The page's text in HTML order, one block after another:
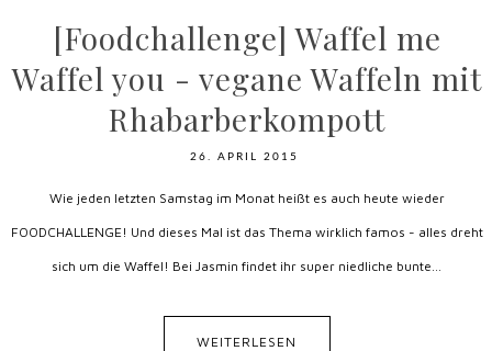
[Foodchallenge] Waffel me
Waffel you - vegane Waffeln mit
Rhabarberkompott
26. APRIL 2015
Wie jeden letzten Samstag im Monat heißt es auch heute wieder
FOODCHALLENGE! Und dieses Mal ist das Thema wirklich famos - alles dreht
sich um die Waffel! Bei Jasmin findet ihr super niedliche bunte...
WEITERLESEN